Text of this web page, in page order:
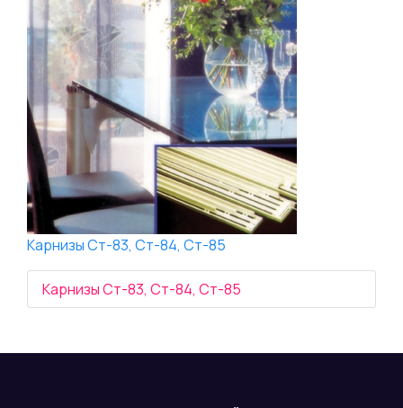
Карнизы Ст-83, Cт-84, Ст-85
Карнизы Ст-83, Cт-84, Ст-85